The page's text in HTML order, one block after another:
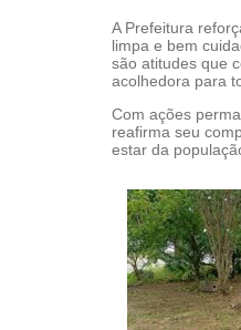
A Prefeitura
limpa e bem
são atitudes que
acolhedora para
Com ações
reafirma seu
estar da